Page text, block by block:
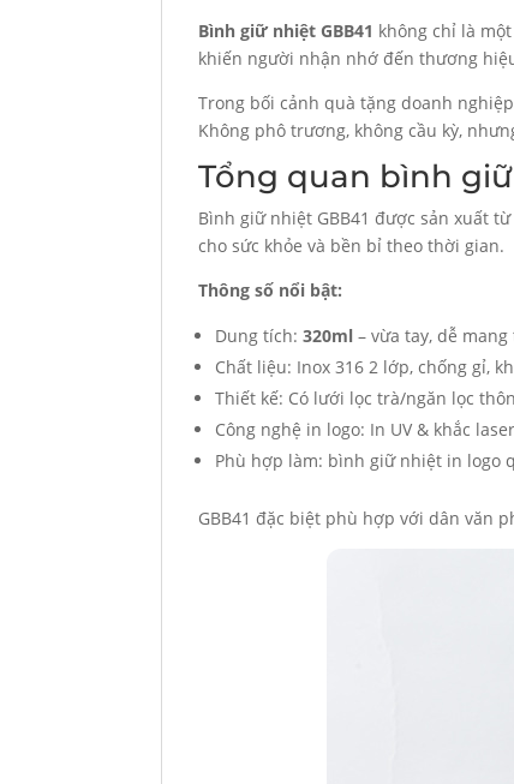
Bình giữ nhiệt GBB41 không chỉ là
khiến người nhận nhớ đến thương
Trong bối cảnh quà tặng doanh
Không phô trương, không cầu kỳ,
Tổng quan bình
Bình giữ nhiệt GBB41 được sản xuất
cho sức khỏe và bền bỉ theo thời gian.
Thông số nổi bật:
Dung tích:320ml – vừa tay, dễ mang
Chất liệu: Inox 316 2 lớp, chống gỉ,
Thiết kế: Có lưới lọc trà/ngăn lọc
Công nghệ in logo: In UV & khắc
Phù hợp làm: bình giữ nhiệt in logo
GBB41 đặc biệt phù hợp với dân văn